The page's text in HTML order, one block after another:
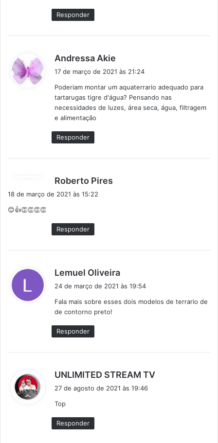
Responder
Andressa Akie
i
s
e
:
17 de março de 2021 às 21:24
Poderiam montar um aquaterrario adequado para
tartarugas tigre d'água? Pensando nas
necessidades de luzes, área seca, água, filtragem
e alimentação
Responder
Roberto Pires
18 de março de 2021 às 15:22
😊👍👏👏👏👏
Responder
Lemuel Oliveira
s
24 de março de 2021 às 19:54
Fala mais sobre esses dois modelos de terrario de
de contorno preto!
Responder
UNLIMITED STREAM TV
27 de agosto de 2021 às 19:46
Top
Responder